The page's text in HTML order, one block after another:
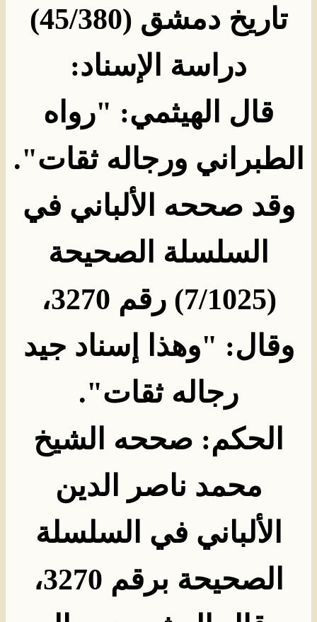
تاريخ دمشق (45/380)
دراسة الإسناد:
قال الهيثمي: "رواه
الطبراني ورجاله ثقات".
وقد صححه الألباني في
السلسلة الصحيحة
(7/1025) رقم 3270،
وقال: "وهذا إسناد جيد
رجاله ثقات".
الحكم: صححه الشيخ
محمد ناصر الدين
الألباني في السلسلة
الصحيحة برقم 3270،